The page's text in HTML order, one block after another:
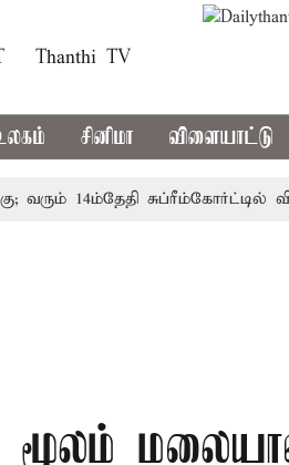
Thanthi TV
சினிமா விளையாட்டு
14ம்தேதி சுப்ரீம்கோர்ட்டில்